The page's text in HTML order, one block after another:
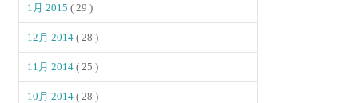
1月 2015( 29 )
12月 2014( 28 )
11月 2014( 25 )
10月 2014( 28 )